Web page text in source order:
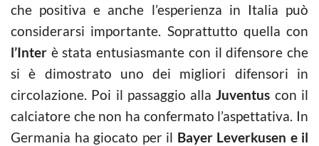
che positiva e anche l’esperienza in Italia può
considerarsi importante. Soprattutto quella con
l’Inter è stata entusiasmante con il difensore che
si è dimostrato uno dei migliori difensori in
circolazione. Poi il passaggio allaJuventus con il
calciatore che non ha confermato l’aspettativa. In
Germania ha giocato per il Bayer Leverkusen e il